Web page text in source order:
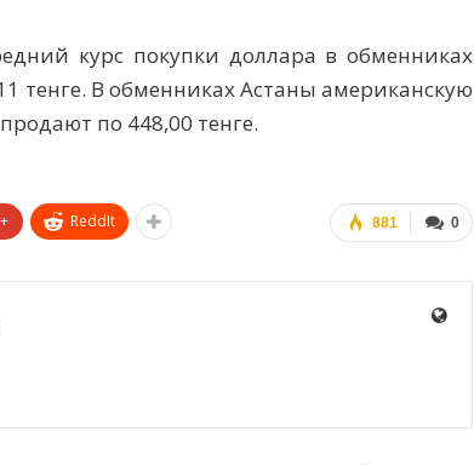
курс покупки доллара в обменниках
тенге. В обменниках Астаны американскую
по 448,00 тенге.
0
881
ReddIt